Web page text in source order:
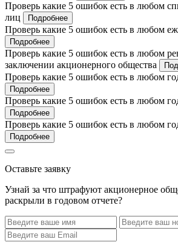
Проверь какие 5 ошибок есть в любом
лиц
Подробнее
Проверь какие 5 ошибок есть в любом
Подробнее
Проверь какие 5 ошибок есть в любом
заключении акционерного общества
Проверь какие 5 ошибок есть в любом
Подробнее
Проверь какие 5 ошибок есть в любом
Подробнее
Проверь какие 5 ошибок есть в любом
Подробнее
Оставьте заявку
Узнай за что штрафуют акционерное
раскрыли в годовом отчете?